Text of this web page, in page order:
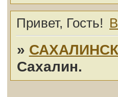
Привет, Гость!
»
Сахалин.